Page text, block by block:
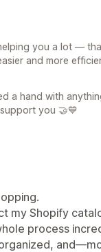
you a lot —
and more
a hand with
you 🤝💙
my Shopify
process